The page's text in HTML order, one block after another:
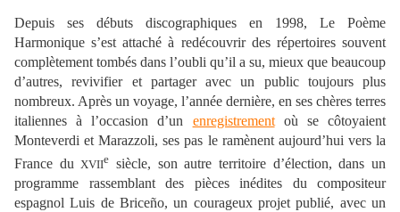
Depuis ses débuts discographiques en 1998, Le Poème
Harmonique s’est attaché à redécouvrir des répertoires souvent
complètement tombés dans l’oubli qu’il a su, mieux que beaucoup
d’autres, revivifier et partager avec un public toujours plus
nombreux. Après un voyage, l’année dernière, en ses chères terres
italiennes à l’occasion d’un enregistrementoù se côtoyaient
Monteverdi et Marazzoli, ses pas le ramènent aujourd’hui vers la
France du XVIIe siècle, son autre territoire d’élection, dans un
programme rassemblant des pièces inédites du compositeur
espagnol Luis de Briceño, un courageux projet publié, avec un